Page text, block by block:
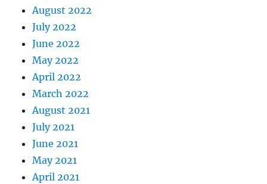
August 2022
July 2022
June 2022
May 2022
April 2022
March 2022
August 2021
July 2021
June 2021
May 2021
April 2021